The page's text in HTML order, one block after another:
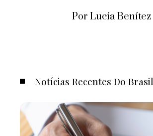
Por Lucía Benítez
Notícias Recentes Do Brasil